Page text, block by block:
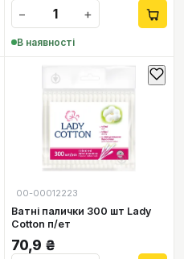
−
+
В наявності
00-00012223
Ватні палички 300 шт Lady
Cotton п/ет
70,9 ₴